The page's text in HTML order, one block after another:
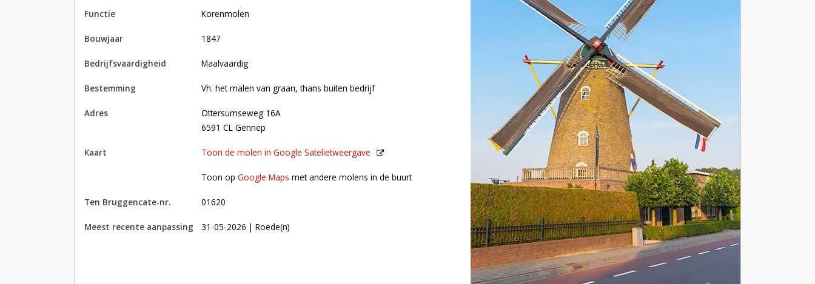
functie korenmolen
bouwjaar 1847
bedrijfsvaardigheid Maalvaardig
bestemming Vh. het malen van graan, thans buiten bedrijf
adres
Ottersumseweg 16A
6591 CL Gennep
kaart Toon de molen in Google Satelietweergave
Toon op Google Maps met andere molens in de buurt
Toon op Google Maps met andere molens in de buurt
Ten Bruggencate-nr. 01620
Meest recente aanpassing 31-05-2026 | Roede(n)